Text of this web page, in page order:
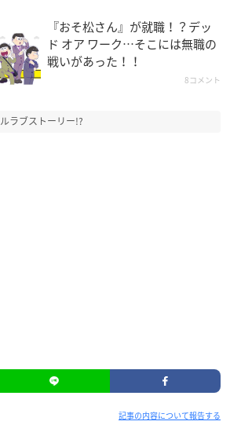
『おそ松さん』が就職！？デッ
ド オア ワーク…そこには無職の
戦いがあった！！
8コメント
ラブストーリー!?
記事の内容について報告する